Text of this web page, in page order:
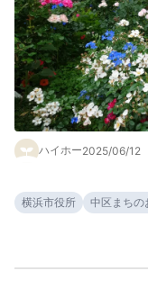
ハイホー2025/06/12
横浜市役所 中区まちの